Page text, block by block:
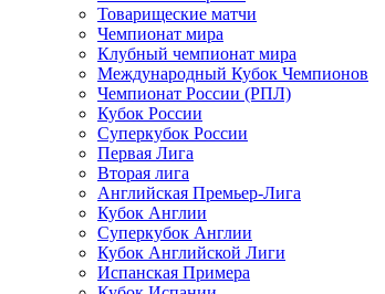
Товарищеские матчи
Чемпионат мира
Клубный чемпионат мира
Международный Кубок Чемпионов
Чемпионат России (РПЛ)
Кубок России
Суперкубок России
Первая Лига
Вторая лига
Английская Премьер-Лига
Кубок Англии
Суперкубок Англии
Кубок Английской Лиги
Испанская Примера